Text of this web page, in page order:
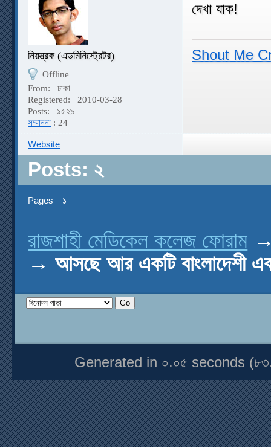
নিয়ন্ত্রক (এডমিনিস্ট্রেটর)
Offline
From:
ঢাকা
Registered:
2010-03-28
Posts:
১৫২৯
সম্মাননা : 24
দেখা যাক!
Shout Me
Website
Posts: ২
Pages ১
রাজশাহী মেডিকেল কলেজ ফোরাম
→আসছে আর একটি
Generated in ০.০৫ seconds